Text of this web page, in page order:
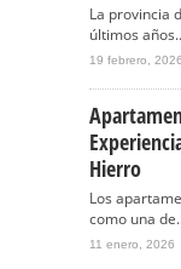
La provincia
últimos
19 febrero, 2026
Hierro
Los
como una
11 enero, 2026